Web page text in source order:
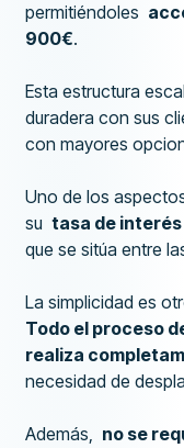
permitiéndoles
900€.
Esta estructura
duradera con sus
con mayores
Uno de los
sutasa de
que se sitúa entre
La simplicidad es
Todo el proceso
realiza
necesidad de
Además, no se